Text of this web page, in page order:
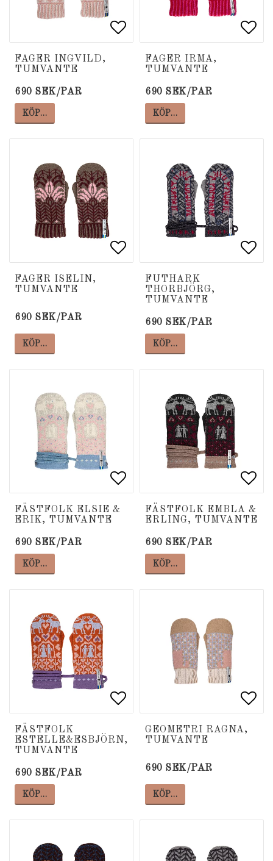
Lägg till i
Lägg till i
FAGER INGVILD,
TUMVANTE
690 SEK/PAR
KÖP…
FAGER IRMA,
TUMVANTE
690 SEK/PAR
KÖP…
Lägg till i
Lägg till i
FAGER ISELIN,
TUMVANTE
690 SEK/PAR
KÖP…
FUTHARK
THORBJÖRG,
TUMVANTE
690 SEK/PAR
KÖP…
Lägg till i
Lägg till i
FÄSTFOLK ELSIE &
ERIK, TUMVANTE
690 SEK/PAR
KÖP…
FÄSTFOLK EMBLA &
ERLING, TUMVANTE
690 SEK/PAR
KÖP…
Lägg till i
Lägg till i
FÄSTFOLK
ESTELLE&ESBJÖRN,
TUMVANTE
690 SEK/PAR
KÖP…
GEOMETRI RAGNA,
TUMVANTE
690 SEK/PAR
KÖP…